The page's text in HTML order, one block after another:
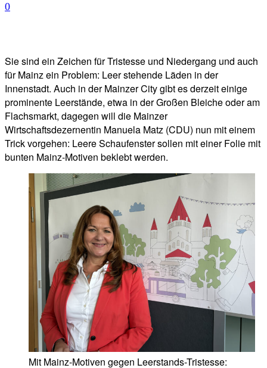
0
Sie sind ein Zeichen für Tristesse und Niedergang und auch
für Mainz ein Problem: Leer stehende Läden in der
Innenstadt. Auch in der Mainzer City gibt es derzeit einige
prominente Leerstände, etwa in der Großen Bleiche oder am
Flachsmarkt, dagegen will die Mainzer
Wirtschaftsdezernentin Manuela Matz (CDU) nun mit einem
Trick vorgehen: Leere Schaufenster sollen mit einer Folie mit
bunten Mainz-Motiven beklebt werden.
Mit Mainz-Motiven gegen Leerstands-Tristesse: